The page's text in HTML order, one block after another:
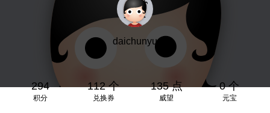
daichunyu
294
积分
112 个
兑换券
135 点
威望
0 个
元宝